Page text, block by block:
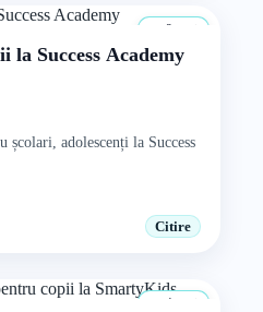
8+ ani
la Success Academy
adolescenți la Success
Citire
4+ ani